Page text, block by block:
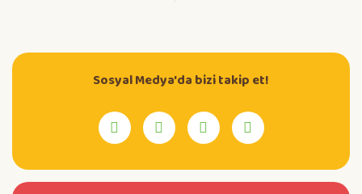
Sosyal Medya'da bizi takip et!